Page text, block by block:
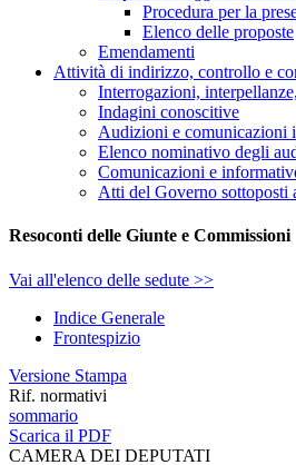
Procedura per la
Elenco delle proposte
Emendamenti
Attività di indirizzo, controllo e
Interrogazioni,
Indagini conoscitive
Audizioni e comunicazioni
Elenco nominativo degli
Comunicazioni e
Atti del Governo sottoposti
Resoconti delle Giunte e Commissioni
Vai all'elenco delle sedute >>
Indice Generale
Frontespizio
Versione Stampa
Rif. normativi
sommario
Scarica il PDF
CAMERA DEI DEPUTATI